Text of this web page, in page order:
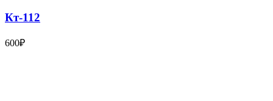
Кт-112
600₽